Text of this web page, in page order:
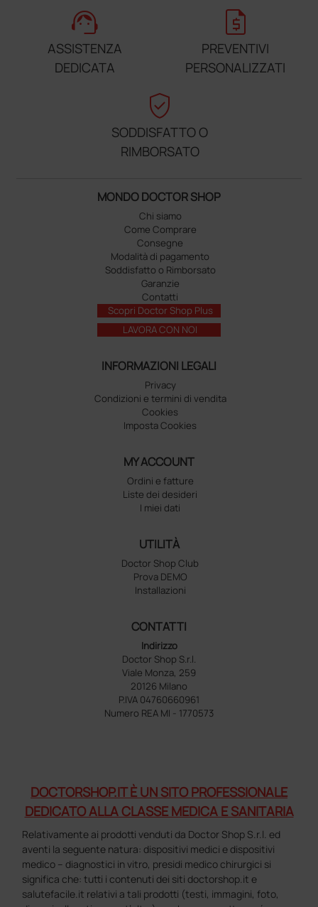
support_agent
ASSISTENZA
DEDICATA
request_quote
PREVENTIVI
PERSONALIZZATI
verified_user
SODDISFATTO O
RIMBORSATO
MONDO DOCTOR SHOP
Chi siamo
Come Comprare
Consegne
Modalità di pagamento
Soddisfatto o Rimborsato
Garanzie
Contatti
Scopri Doctor Shop Plus
LAVORA CON NOI
INFORMAZIONI LEGALI
Privacy
Condizioni e termini di vendita
Cookies
Imposta Cookies
MY ACCOUNT
Ordini e fatture
Liste dei desideri
I miei dati
UTILITÀ
Doctor Shop Club
Prova DEMO
Installazioni
CONTATTI
Indirizzo
Doctor Shop S.r.l.
Viale Monza, 259
20126 Milano
P.IVA 04760660961
Numero REA MI - 1770573
DOCTORSHOP.IT È UN SITO PROFESSIONALE
DEDICATO ALLA CLASSE MEDICA E SANITARIA
Relativamente ai prodotti venduti da Doctor Shop S.r.l. ed
aventi la seguente natura: dispositivi medici e dispositivi
medico – diagnostici in vitro, presidi medico chirurgici si
significa che: tutti i contenuti dei siti doctorshop.it e
salutefacile.it relativi a tali prodotti (testi, immagini, foto,